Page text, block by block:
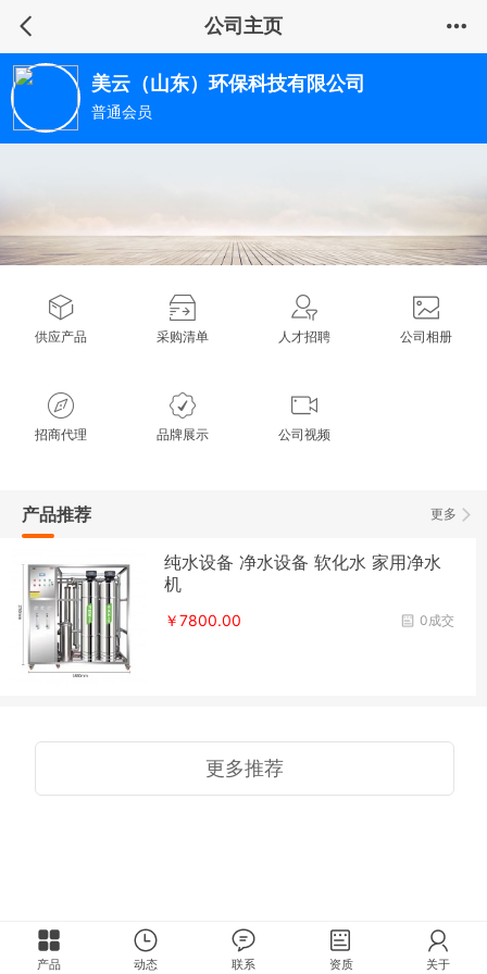
公司主页
美云（山东）环保科技有限公司
普通会员
供应产品 采购清单 人才招聘 公司相册
招商代理 品牌展示 公司视频
更多
产品推荐
纯水设备 净水设备 软化水 家用净水
机
0成交
￥7800.00
更多推荐
产品 动态 联系 资质 关于